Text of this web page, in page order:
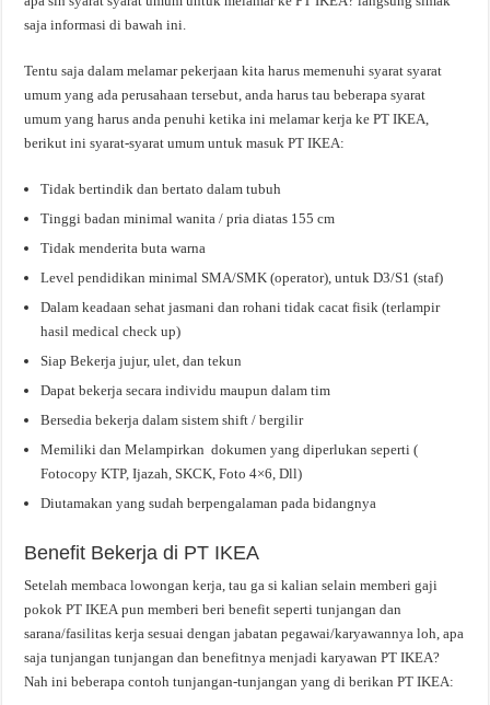
saja informasi di bawah ini.
Tentu saja dalam melamar pekerjaan kita harus memenuhi syarat syarat
umum yang ada perusahaan tersebut, anda harus tau beberapa syarat
umum yang harus anda penuhi ketika ini melamar kerja ke PT IKEA,
berikut ini syarat-syarat umum untuk masuk PT IKEA:
Tidak bertindik dan bertato dalam tubuh
Tinggi badan minimal wanita / pria diatas 155 cm
Tidak menderita buta warna
Level pendidikan minimal SMA/SMK (operator), untuk D3/S1 (staf)
Dalam keadaan sehat jasmani dan rohani tidak cacat fisik (terlampir
hasil medical check up)
Siap Bekerja jujur, ulet, dan tekun
Dapat bekerja secara individu maupun dalam tim
Bersedia bekerja dalam sistem shift / bergilir
Memiliki dan Melampirkan dokumen yang diperlukan seperti (
Fotocopy KTP, Ijazah, SKCK, Foto 4×6, Dll)
Diutamakan yang sudah berpengalaman pada bidangnya
Benefit Bekerja di PT IKEA
Setelah membaca lowongan kerja, tau ga si kalian selain memberi gaji
pokok PT IKEA pun memberi beri benefit seperti tunjangan dan
sarana/fasilitas kerja sesuai dengan jabatan pegawai/karyawannya loh, apa
saja tunjangan tunjangan dan benefitnya menjadi karyawan PT IKEA?
Nah ini beberapa contoh tunjangan-tunjangan yang di berikan PT IKEA: